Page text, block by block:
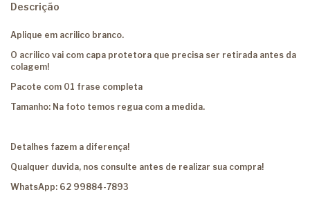
Descrição
Aplique em acrilico branco.
O acrilico vai com capa protetora que precisa ser retirada antes da
colagem!
Pacote com 01 frase completa
Tamanho: Na foto temos regua com a medida.
Detalhes fazem a diferença!
Qualquer duvida, nos consulte antes de realizar sua compra!
WhatsApp: 62 99884-7893